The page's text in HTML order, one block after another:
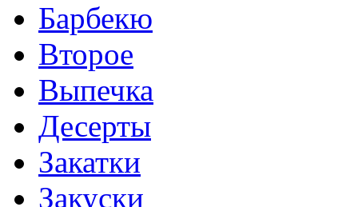
Барбекю
Второе
Выпечка
Десерты
Закатки
Закуски